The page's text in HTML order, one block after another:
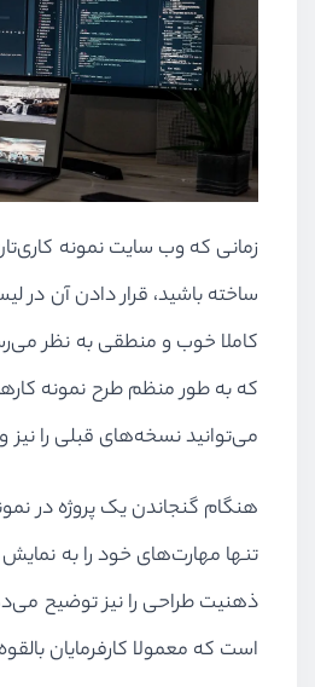
زمانی که وب سایت نمونه
ساخته باشید، قرار دادن آن در
کاملا خوب و منطقی به نظر
که به طور منظم طرح نمونه
می‌توانید نسخه‌های قبلی را نیز
هنگام گنجاندن یک پروژه در
تنها مهارت‌های خود را به
ذهنیت طراحی را نیز توضیح
است که معمولا کارفرمایان